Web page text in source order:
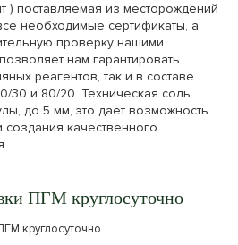
) поставляемая из месторождений
необходимые сертификаты, а
проверку нашими
нам гарантировать
реагентов, так и в составе
30 и 80/20. Техническая соль
до 5 мм, это дает возможность
создания качественного
ПГМ круглосуточно